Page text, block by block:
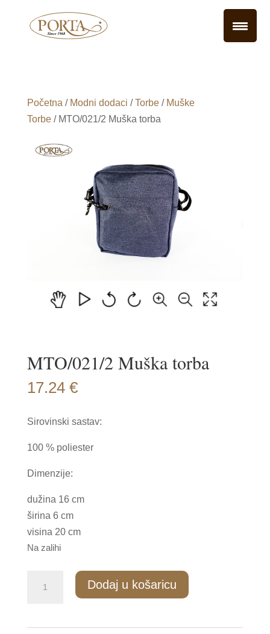
Početna / Modni dodaci /Torbe/ Muške
Torbe/ MTO/021/2 Muška torba
MTO/021/2 Muška torba
17.24 €
Sirovinski sastav:
100 % poliester
Dimenzije:
dužina 16 cm
širina 6 cm
visina 20 cm
Na zalihi
količina
Dodaj u košaricu